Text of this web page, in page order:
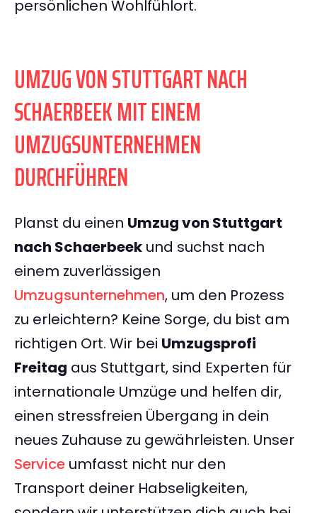
persönlichen Wohlfühlort.
UMZUG VON STUTTGART NACH
SCHAERBEEK MIT EINEM
UMZUGSUNTERNEHMEN
DURCHFÜHREN
Planst du einen Umzug von Stuttgart
nach Schaerbeek und suchst nach
einem zuverlässigen
Umzugsunternehmen, um den Prozess
zu erleichtern? Keine Sorge, du bist am
richtigen Ort. Wir bei Umzugsprofi
Freitag aus Stuttgart, sind Experten für
internationale Umzüge und helfen dir,
einen stressfreien Übergang in dein
neues Zuhause zu gewährleisten. Unser
Service umfasst nicht nur den
Transport deiner Habseligkeiten,